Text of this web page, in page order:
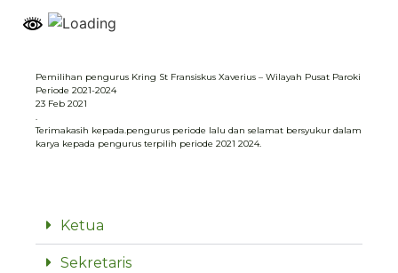
Pemilihan pengurus Kring St Fransiskus Xaverius – Wilayah Pusat Paroki
Periode 2021-2024
23 Feb 2021
.
Terimakasih kepada.pengurus periode lalu dan selamat bersyukur dalam
karya kepada pengurus terpilih periode 2021 2024.
Ketua
Sekretaris